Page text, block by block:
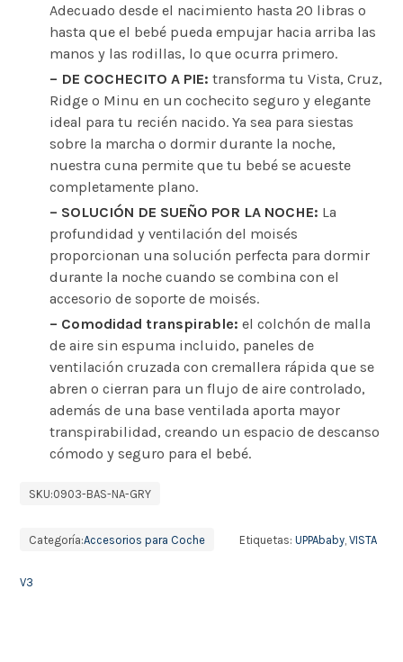
Adecuado desde el nacimiento hasta 20 libras o
hasta que el bebé pueda empujar hacia arriba las
manos y las rodillas, lo que ocurra primero.
– DE COCHECITO A PIE: transforma tu Vista, Cruz,
Ridge o Minu en un cochecito seguro y elegante
ideal para tu recién nacido. Ya sea para siestas
sobre la marcha o dormir durante la noche,
nuestra cuna permite que tu bebé se acueste
completamente plano.
– SOLUCIÓN DE SUEÑO POR LA NOCHE: La
profundidad y ventilación del moisés
proporcionan una solución perfecta para dormir
durante la noche cuando se combina con el
accesorio de soporte de moisés.
– Comodidad transpirable: el colchón de malla
de aire sin espuma incluido, paneles de
ventilación cruzada con cremallera rápida que se
abren o cierran para un flujo de aire controlado,
además de una base ventilada aporta mayor
transpirabilidad, creando un espacio de descanso
cómodo y seguro para el bebé.
SKU:0903-BAS-NA-GRY
Categoría:Accesorios para Coche Etiquetas: UPPAbaby, VISTA
V3